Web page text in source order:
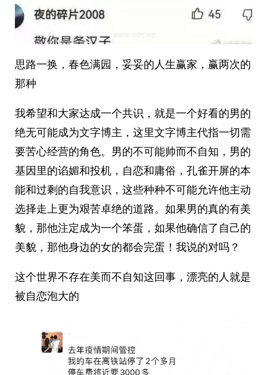
思路一换，春色满园，妥妥的人生赢家，赢两次的
那种
我希望和大家达成一个共识，就是一个好看的男的
绝无可能成为文字博主，这里文字博主代指一切需
要苦心经营的角色。男的不可能帅而不自知，男的
基因里的谄媚和投机，自恋和庸俗，孔雀开屏的本
能和过剩的自我意识，这些种种不可能允许他主动
选择走上更为艰苦卓绝的道路。如果男的真的有美
貌，那他注定成为一个笨蛋，如果他确信了自己的
美貌，那他身边的女的都会完蛋！我说的对吗？
这个世界不存在美而不自知这回事，漂亮的人就是
被自恋泡大的